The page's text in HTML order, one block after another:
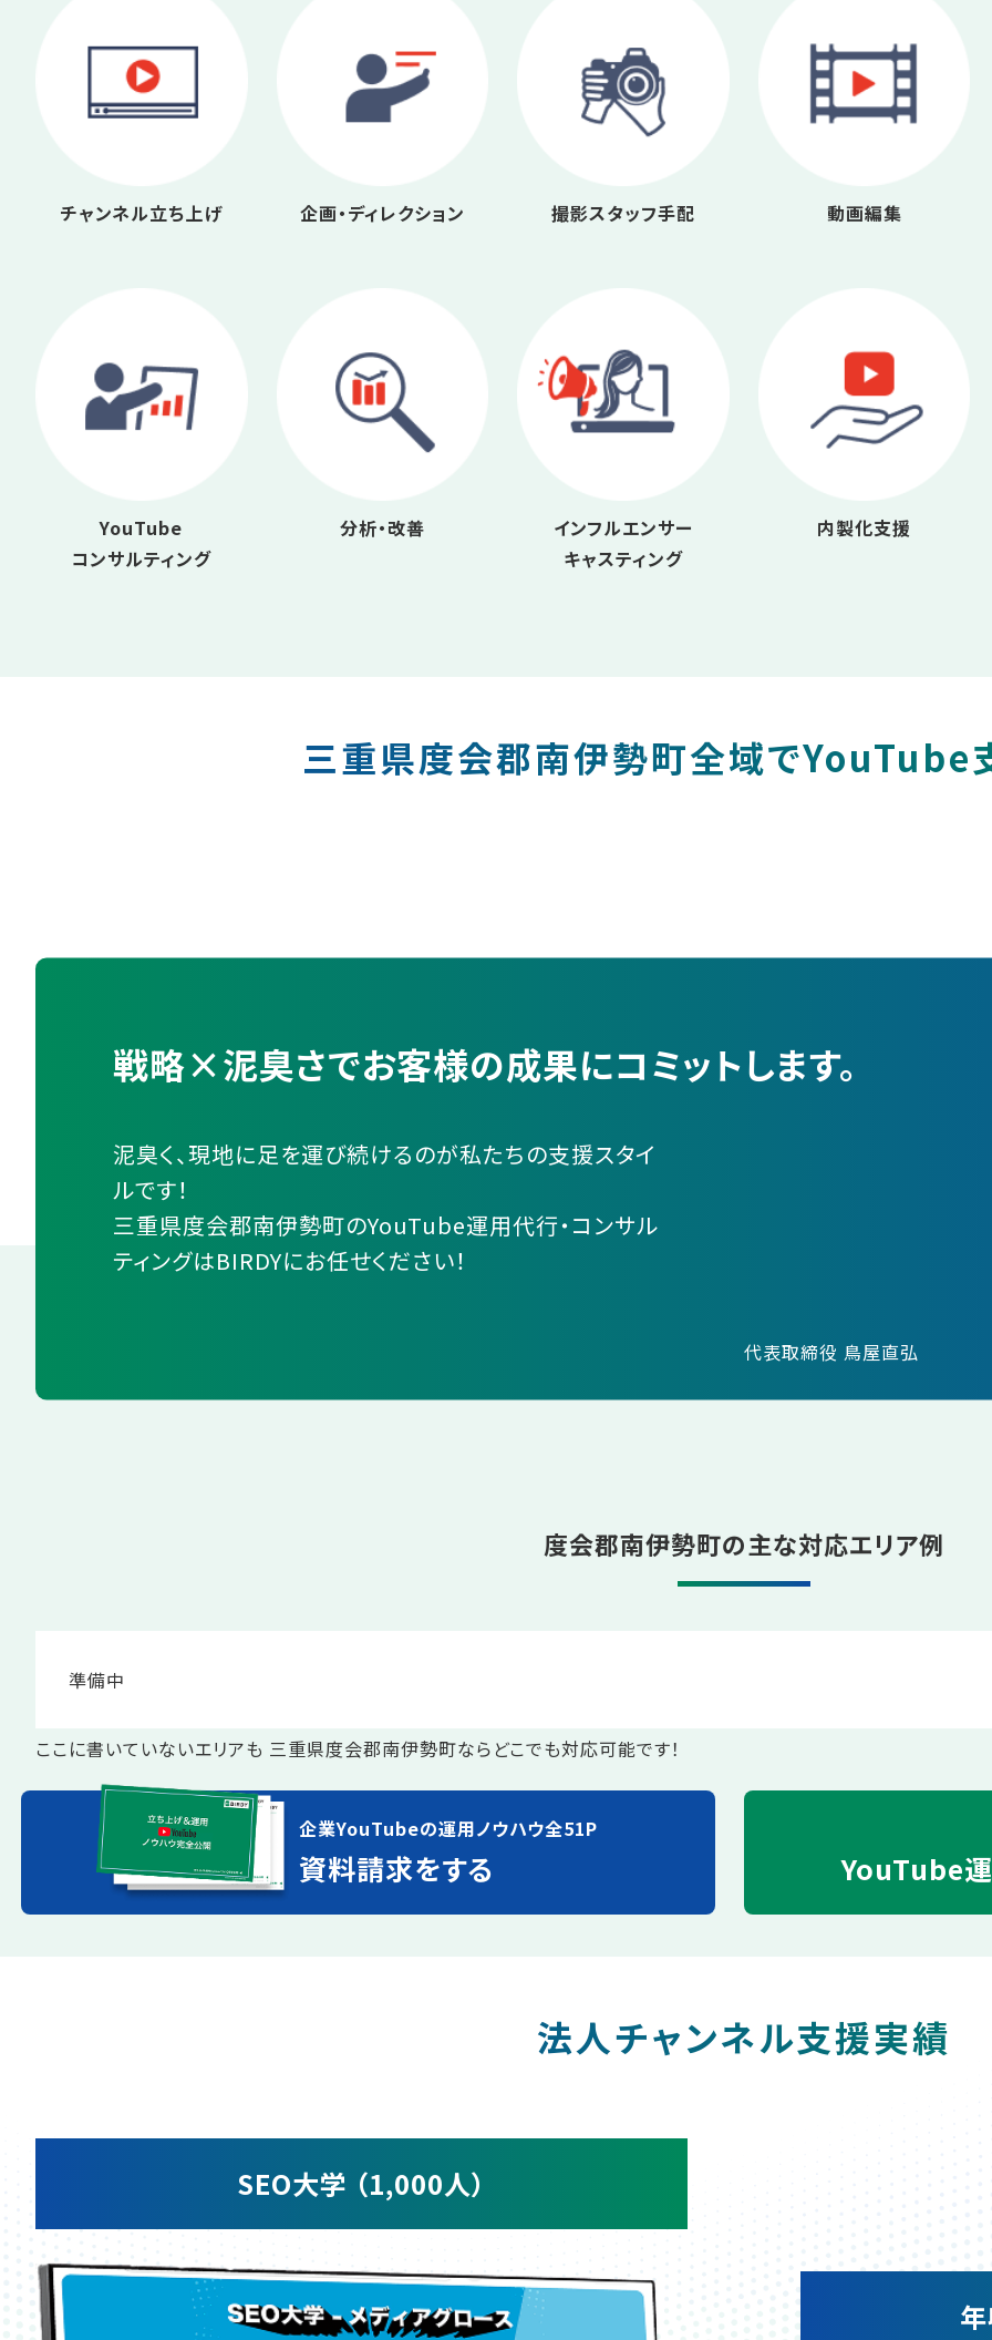
チャンネル立ち上げ 企画・ディレクション 撮影スタッフ手配 動画編集
YouTube
コンサルティング
分析・改善
インフルエンサー
キャスティング
内製化支援
三重県度会郡南伊勢町全域でYouTube
戦略×泥臭さでお客様の成果にコミットします。
泥臭く、現地に足を運び続けるのが私たちの支援スタイ
ルです！
三重県度会郡南伊勢町のYouTube運用代行・コンサル
ティングはBIRDYにお任せください！
代表取締役 鳥屋直弘
度会郡南伊勢町の主な対応エリア例
準備中
ここに書いていないエリアも 三重県度会郡南伊勢町ならどこでも対応可能です！
企業YouTubeの運用ノウハウ全51P
資料請求をする YouTube
法人チャンネル支援実績
SEO大学 （1,000人）